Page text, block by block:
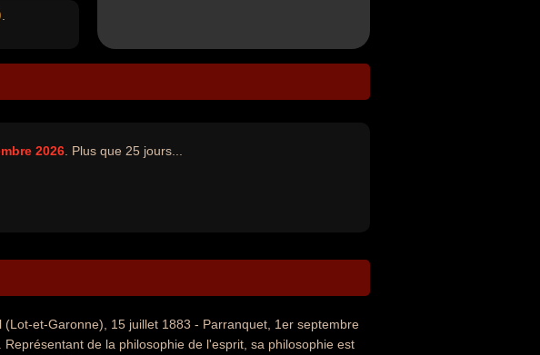
2026 . Plus que 25 jours...
et-Garonne), 15 juillet 1883 - Parranquet, 1er septembre
de la philosophie de l'esprit, sa philosophie est